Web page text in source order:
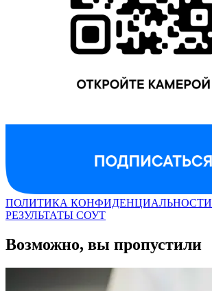
ПОЛИТИКА КОНФИДЕНЦИАЛЬНОСТИ
РЕЗУЛЬТАТЫ СОУТ
Возможно, вы пропустили